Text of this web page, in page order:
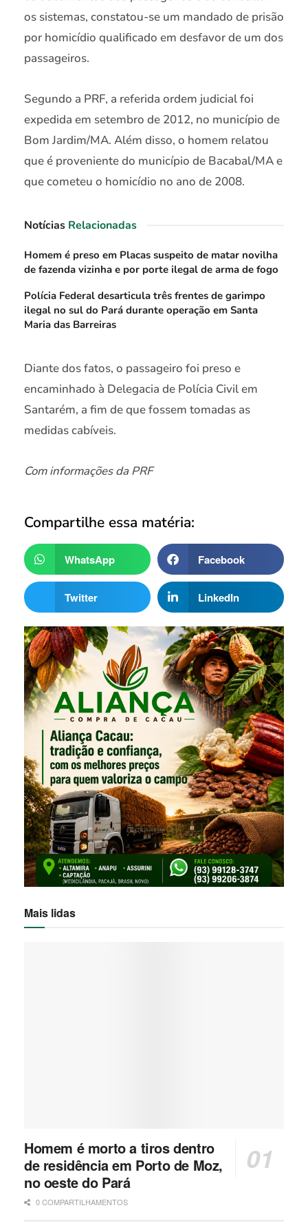
os sistemas, constatou-se um mandado de prisão
por homicídio qualificado em desfavor de um dos
passageiros.
Segundo a PRF, a referida ordem judicial foi
expedida em setembro de 2012, no município de
Bom Jardim/MA. Além disso, o homem relatou
que é proveniente do município de Bacabal/MA e
que cometeu o homicídio no ano de 2008.
Notícias Relacionadas
Homem é preso em Placas suspeito de matar novilha
de fazenda vizinha e por porte ilegal de arma de fogo
Polícia Federal desarticula três frentes de garimpo
ilegal no sul do Pará durante operação em Santa
Maria das Barreiras
Diante dos fatos, o passageiro foi preso e
encaminhado à Delegacia de Polícia Civil em
Santarém, a fim de que fossem tomadas as
medidas cabíveis.
Com informações da PRF
Compartilhe essa matéria:
WhatsApp Facebook
Twitter LinkedIn
Mais lidas
Homem é morto a tiros dentro
de residência em Porto de Moz,
no oeste do Pará
0 COMPARTILHAMENTOS